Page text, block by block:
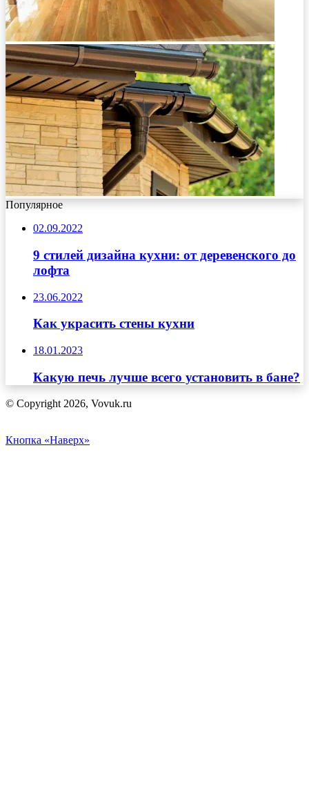
Популярное
02.09.2022
9 стилей дизайна кухни: от деревенского до
лофта
23.06.2022
Как украсить стены кухни
18.01.2023
Какую печь лучше всего установить в бане?
© Copyright 2026, Vovuk.ru
Кнопка «Наверх»